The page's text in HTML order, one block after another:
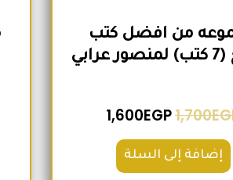
من افضل كتب
1,700
1,600EGP
إضافة إلى السلة